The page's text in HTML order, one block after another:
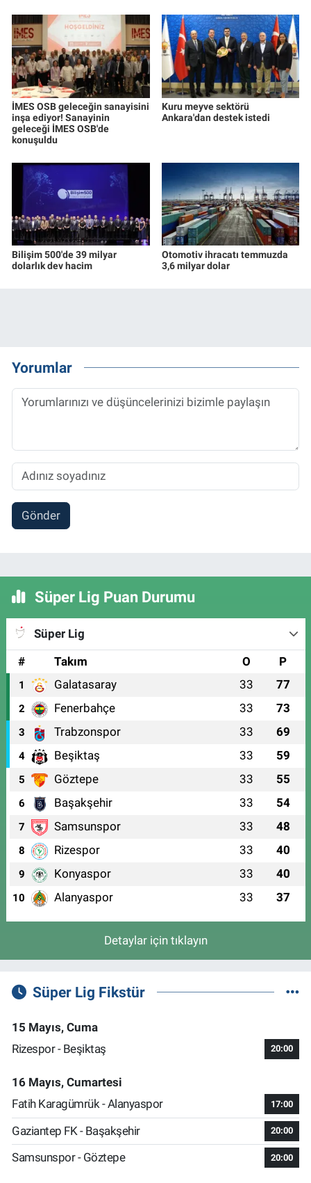
İMES OSB geleceğin sanayisini
inşa ediyor! Sanayinin
geleceği İMES OSB'de
konuşuldu
Kuru meyve sektörü
Ankara'dan destek istedi
Bilişim 500'de 39 milyar
dolarlık dev hacim
Otomotiv ihracatı temmuzda
3,6 milyar dolar
Yorumlar
Gönder
Süper Lig Puan Durumu
Süper Lig
#
Takım O P
1 Galatasaray 33 77
2 Fenerbahçe 33 73
3 Trabzonspor 33 69
4 Beşiktaş 33 59
5 Göztepe 33 55
6 Başakşehir 33 54
7 Samsunspor 33 48
8 Rizespor 33 40
9 Konyaspor 33 40
10 Alanyaspor 33 37
Detaylar için tıklayın
Süper Lig Fikstür
15 Mayıs, Cuma
Rizespor - Beşiktaş
20:00
16 Mayıs, Cumartesi
Fatih Karagümrük - Alanyaspor
17:00
Gaziantep FK - Başakşehir 20:00
Samsunspor - Göztepe 20:00